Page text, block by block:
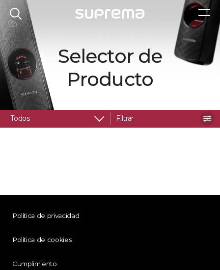
Selector de
Producto
Todos Filtrar
Política de privacidad
Política de cookies
Cumplimiento